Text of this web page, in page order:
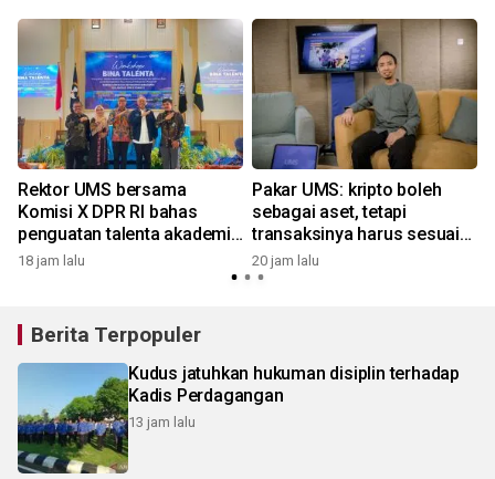
Rektor UMS bersama
Komisi X DPR RI bahas
penguatan talenta akademik
dan hilirisasi riset di IBISA
18 jam lalu
Pakar UMS: kripto boleh
sebagai aset, tetapi
transaksinya harus sesuai
prinsip syariah
20 jam lalu
Berita Terpopuler
Kudus jatuhkan hukuman disiplin terhadap
Kadis Perdagangan
13 jam lalu